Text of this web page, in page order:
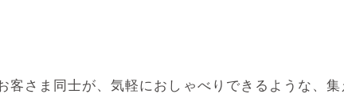
客さま同士が、気軽におしゃべりできるような、